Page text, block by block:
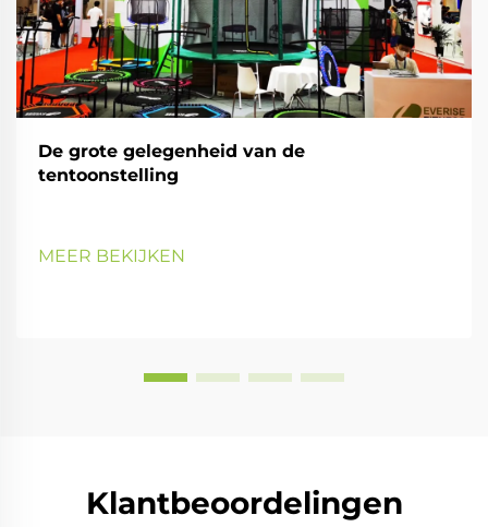
De grote gelegenheid van de
tentoonstelling
MEER BEKIJKEN
Klantbeoordelingen